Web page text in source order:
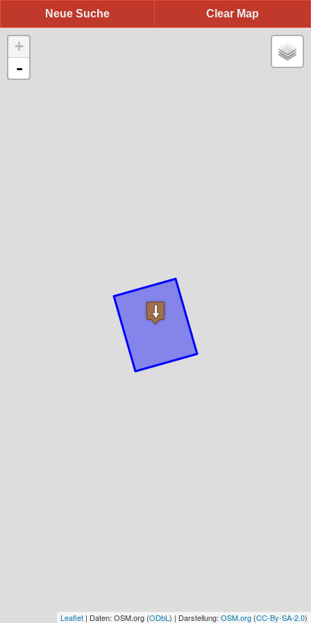
Clear Map
Neue Suche
+
-
Leaflet | Daten: OSM.org (ODbL ) | Darstellung: OSM.org (CC-By-SA-2.0)